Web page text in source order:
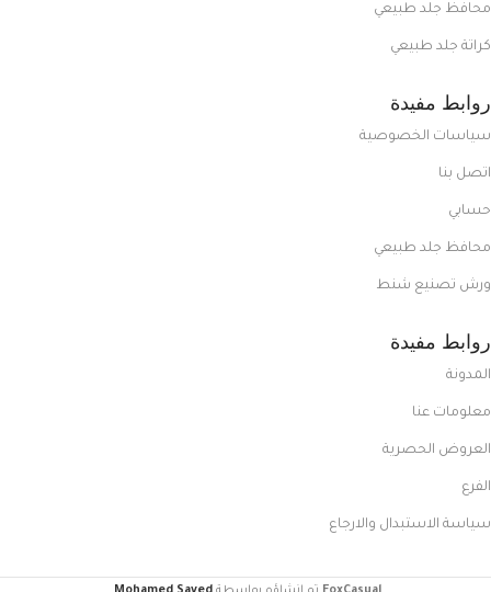
محافظ جلد طبيعي
كراتة جلد طبيعي
روابط مفيدة
سياسات الخصوصية
اتصل بنا
حسابي
محافظ جلد طبيعي
ورش تصنيع شنط
روابط مفيدة
المدونة
معلومات عنا
العروض الحصرية
الفرع
سياسة الاستبدال والارجاع